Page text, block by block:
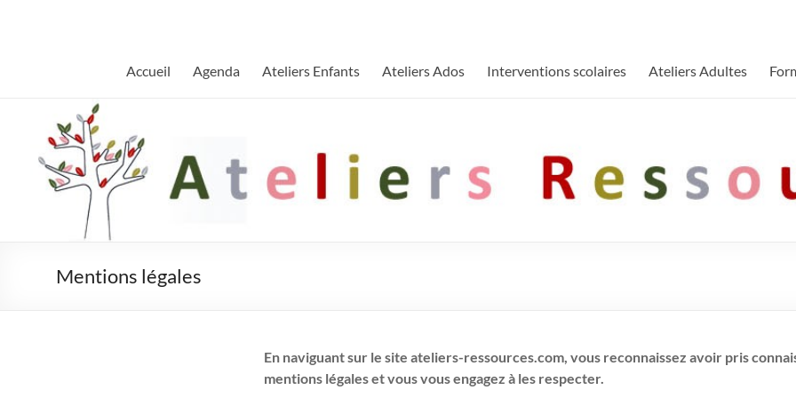
Accueil Agenda Ateliers Enfants Ateliers Ados Interventions scolaires Ateliers Adultes
Mentions légales
En naviguant sur le site ateliers-ressources.com, vous reconnaissez avoir pris
mentions légales et vous vous engagez à les respecter.